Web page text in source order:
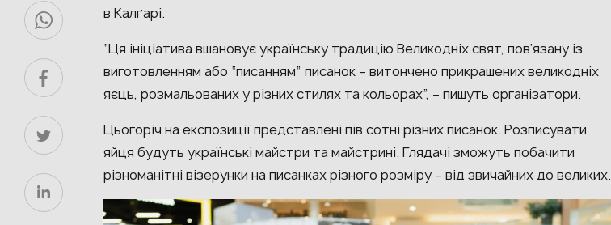
в Калґарі.
“Ця ініціатива вшановує українську традицію Великодніх свят, пов’язану із
виготовленням або “писанням” писанок – витончено прикрашених великодніх
яєць, розмальованих у різних стилях та кольорах”, – пишуть організатори.
Цьогоріч на експозиції представлені пів сотні різних писанок. Розписувати
яйця будуть українські майстри та майстрині. Глядачі зможуть побачити
різноманітні візерунки на писанках різного розміру – від звичайних до великих.